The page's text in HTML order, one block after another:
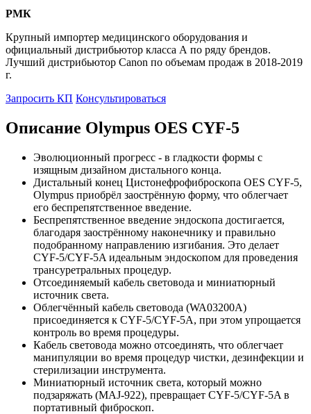
РМК
Крупный импортер медицинского оборудования и
официальный дистрибьютор класса А по ряду брендов.
Лучший дистрибьютор Canon по объемам продаж в 2018-2019
г.
Запросить КП Консультироваться
Описание Olympus OES CYF-5
Эволюционный прогресс - в гладкости формы с
изящным дизайном дистального конца.
Дистальный конец Цистонефрофиброскопа OES CYF-5,
Olympus приобрёл заострённую форму, что облегчает
его беспрепятственное введение.
Беспрепятственное введение эндоскопа достигается,
благодаря заострённому наконечнику и правильно
подобранному направлению изгибания. Это делает
CYF-5/CYF-5A идеальным эндоскопом для проведения
трансуретральных процедур.
Отсоединяемый кабель световода и миниатюрный
источник света.
Облегчённый кабель световода (WA03200A)
присоединяется к CYF-5/CYF-5A, при этом упрощается
контроль во время процедуры.
Кабель световода можно отсоединять, что облегчает
манипуляции во время процедур чистки, дезинфекции и
стерилизации инструмента.
Миниатюрный источник света, который можно
подзаряжать (MAJ-922), превращает CYF-5/CYF-5A в
портативный фиброскоп.